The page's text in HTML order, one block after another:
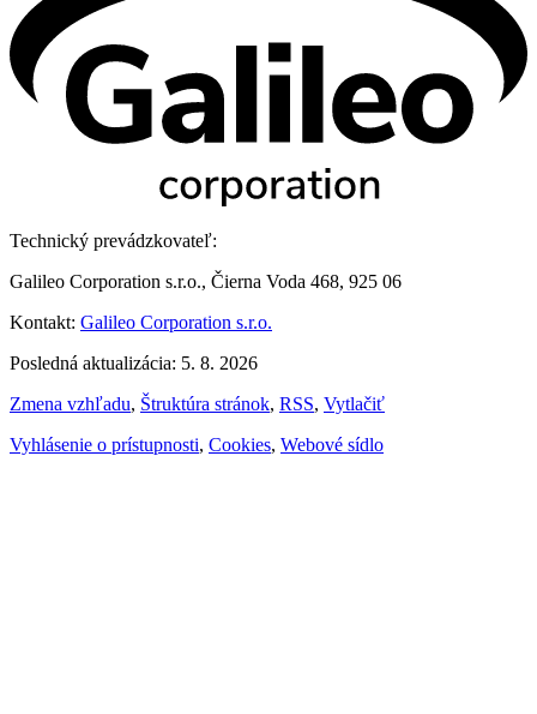
Technický prevádzkovateľ:
Galileo Corporation s.r.o., Čierna Voda 468, 925 06
Kontakt: Galileo Corporation s.r.o.
Posledná aktualizácia: 5. 8. 2026
Zmena vzhľadu, Štruktúra stránok, RSS, Vytlačiť
Vyhlásenie o prístupnosti, Cookies, Webové sídlo